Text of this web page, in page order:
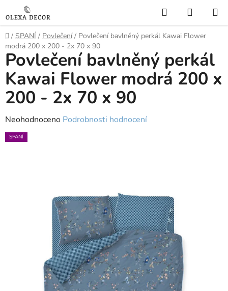
na
obsah
Hledat
KOŠÍK
Domů
/ SPANÍ / Povlečení / Povlečení bavlněný perkál Kawai Flower
modrá 200 x 200 - 2x 70 x 90
Povlečení bavlněný perkál
Kawai Flower modrá 200 x
200 - 2x 70 x 90
Průměrné
hodnocení
Neohodnoceno Podrobnosti hodnocení
SPANÍ